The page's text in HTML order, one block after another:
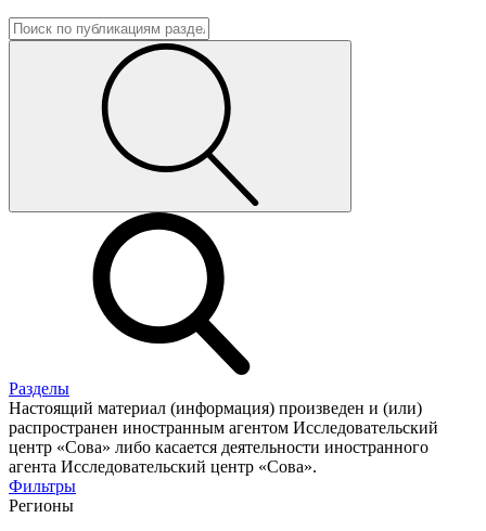
Разделы
Настоящий материал (информация) произведен и (или)
распространен иностранным агентом Исследовательский
центр «Сова» либо касается деятельности иностранного
агента Исследовательский центр «Сова».
Фильтры
Регионы